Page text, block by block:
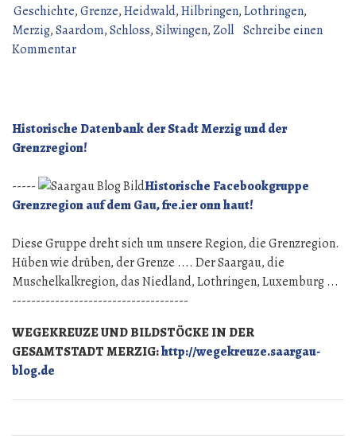
es
in
Geschichte,Grenze,Heidwald,Hilbringen,Lothringen,
Merzig,Saardom,Schloss,Silwingen,Zoll Schreibe einen
Kommentarzu
in
die
Historische Datenbank der Stadt Merzig und der
Grenzregion!
-----
Historische Facebookgruppe
Grenzregion auf dem Gau, fre.ier onn haut!
Diese Gruppe dreht sich um unsere Region, die Grenzregion.
Hüben wie drüben, der Grenze .... Der Saargau, die
Muschelkalkregion, das Niedland, Lothringen, Luxemburg ...
-------------------------------------
WEGEKREUZE UND BILDSTÖCKE IN DER
GESAMTSTADT MERZIG:http://wegekreuze.saargau-
blog.de